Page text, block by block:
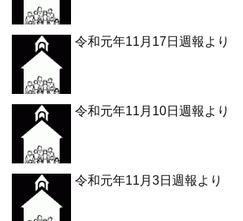
令和元年11月17日週報より
令和元年11月10日週報より
令和元年11月3日週報より